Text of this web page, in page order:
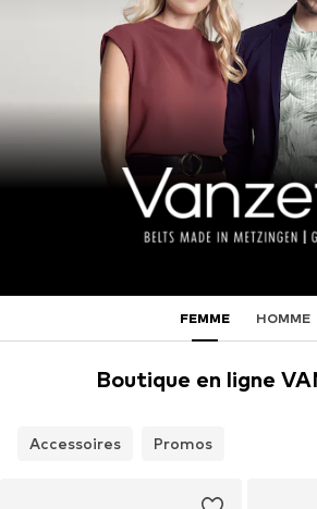
FEMME HOMME
Boutique en ligne
Accessoires Promos